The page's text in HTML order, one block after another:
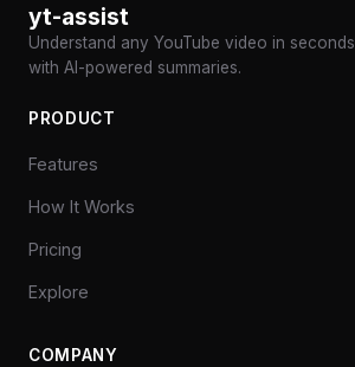
yt-assist
Understand any YouTube video in seconds
with AI-powered summaries.
PRODUCT
Features
How It Works
Pricing
Explore
COMPANY